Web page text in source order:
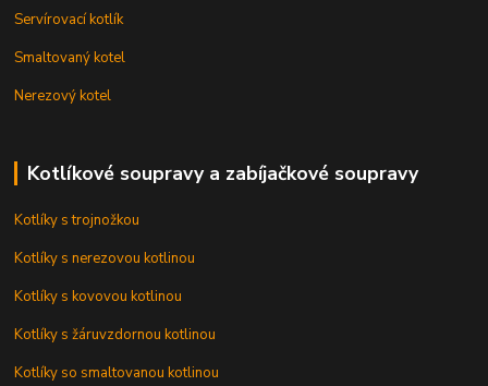
Servírovací kotlík
Smaltovaný kotel
Nerezový kotel
Kotlíkové soupravy a zabíjačkové soupravy
Kotlíky s trojnožkou
Kotlíky s nerezovou kotlinou
Kotlíky s kovovou kotlinou
Kotlíky s žáruvzdornou kotlinou
Kotlíky so smaltovanou kotlinou